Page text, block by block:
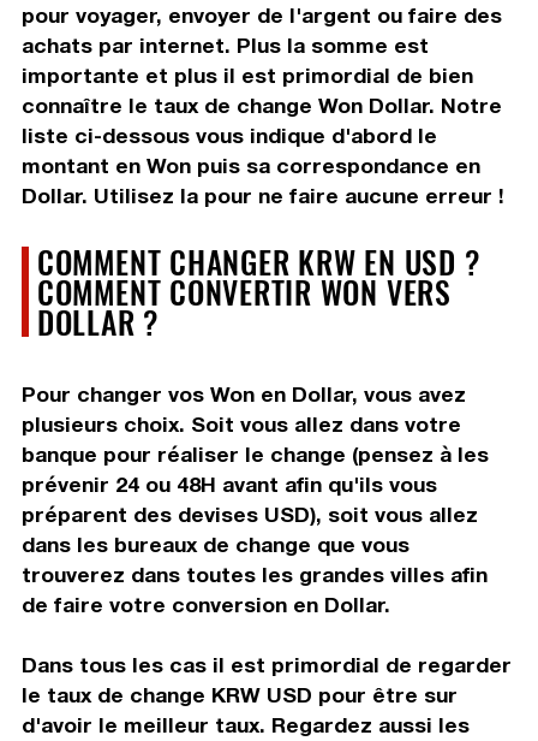
pour voyager, envoyer de l'argent ou faire des
achats par internet. Plus la somme est
importante et plus il est primordial de bien
connaître le taux de change Won Dollar. Notre
liste ci-dessous vous indique d'abord le
montant en Won puis sa correspondance en
Dollar. Utilisez la pour ne faire aucune erreur !
COMMENT CHANGER KRW EN USD ?
COMMENT CONVERTIR WON VERS
DOLLAR ?
Pour changer vos Won en Dollar, vous avez
plusieurs choix. Soit vous allez dans votre
banque pour réaliser le change (pensez à les
prévenir 24 ou 48H avant afin qu'ils vous
préparent des devises USD), soit vous allez
dans les bureaux de change que vous
trouverez dans toutes les grandes villes afin
de faire votre conversion en Dollar.
Dans tous les cas il est primordial de regarder
le taux de change KRW USD pour être sur
d'avoir le meilleur taux. Regardez aussi les